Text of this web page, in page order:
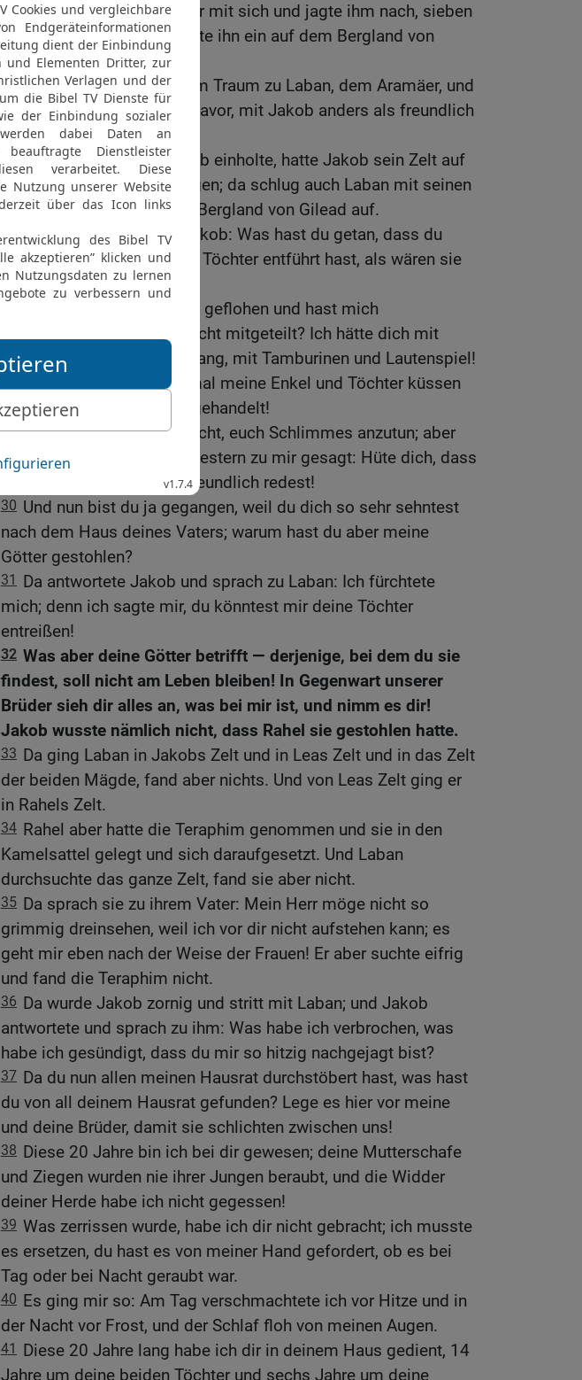
23 Da nahm er seine Brüder mit sich und jagte ihm nach, sieben
Tagereisen weit, und er holte ihn ein auf dem Bergland von
Gilead.
24 Aber Gott kam nachts im Traum zu Laban, dem Aramäer, und
sprach zu ihm: Hüte dich davor, mit Jakob anders als freundlich
zu reden!
25 Als nun Laban den Jakob einholte, hatte Jakob sein Zelt auf
dem Bergland aufgeschlagen; da schlug auch Laban mit seinen
Brüdern sein Zelt auf dem Bergland von Gilead auf.
Und Laban sprach zu Jakob: Was hast du getan, dass du
mich getäuscht und meine Töchter entführt hast, als wären sie
Kriegsgefangene?
Warum bist du heimlich geflohen und hast mich
hintergangen und es mir nicht mitgeteilt? Ich hätte dich mit
Freuden begleitet, mit Gesang, mit Tamburinen und Lautenspiel!
Du hast mich nicht einmal meine Enkel und Töchter küssen
lassen; da hast du töricht gehandelt!
29 Es stünde in meiner Macht, euch Schlimmes anzutun; aber
der Gott eures Vaters hat gestern zu mir gesagt: Hüte dich, dass
du mit Jakob anders als freundlich redest!
30 Und nun bist du ja gegangen, weil du dich so sehr sehntest
nach dem Haus deines Vaters; warum hast du aber meine
Götter gestohlen?
31
Da antwortete Jakob und sprach zu Laban: Ich fürchtete
mich; denn ich sagte mir, du könntest mir deine Töchter
entreißen!
32 Was aber deine Götter betrifft — derjenige, bei dem du sie
findest, soll nicht am Leben bleiben! In Gegenwart unserer
Brüder sieh dir alles an, was bei mir ist, und nimm es dir!
Jakob wusste nämlich nicht, dass Rahel sie gestohlen hatte.
33 Da ging Laban in Jakobs Zelt und in Leas Zelt und in das Zelt
der beiden Mägde, fand aber nichts. Und von Leas Zelt ging er
in Rahels Zelt.
34 Rahel aber hatte die Teraphim genommen und sie in den
Kamelsattel gelegt und sich daraufgesetzt. Und Laban
durchsuchte das ganze Zelt, fand sie aber nicht.
35 Da sprach sie zu ihrem Vater: Mein Herr möge nicht so
grimmig dreinsehen, weil ich vor dir nicht aufstehen kann; es
geht mir eben nach der Weise der Frauen! Er aber suchte eifrig
und fand die Teraphim nicht.
36 Da wurde Jakob zornig und stritt mit Laban; und Jakob
antwortete und sprach zu ihm: Was habe ich verbrochen, was
habe ich gesündigt, dass du mir so hitzig nachgejagt bist?
37 Da du nun allen meinen Hausrat durchstöbert hast, was hast
du von all deinem Hausrat gefunden? Lege es hier vor meine
und deine Brüder, damit sie schlichten zwischen uns!
38 Diese 20 Jahre bin ich bei dir gewesen; deine Mutterschafe
und Ziegen wurden nie ihrer Jungen beraubt, und die Widder
deiner Herde habe ich nicht gegessen!
39 Was zerrissen wurde, habe ich dir nicht gebracht; ich musste
es ersetzen, du hast es von meiner Hand gefordert, ob es bei
Tag oder bei Nacht geraubt war.
40 Es ging mir so: Am Tag verschmachtete ich vor Hitze und in
der Nacht vor Frost, und der Schlaf floh von meinen Augen.
41
Diese 20 Jahre lang habe ich dir in deinem Haus gedient, 14
Jahre um deine beiden Töchter und sechs Jahre um deine